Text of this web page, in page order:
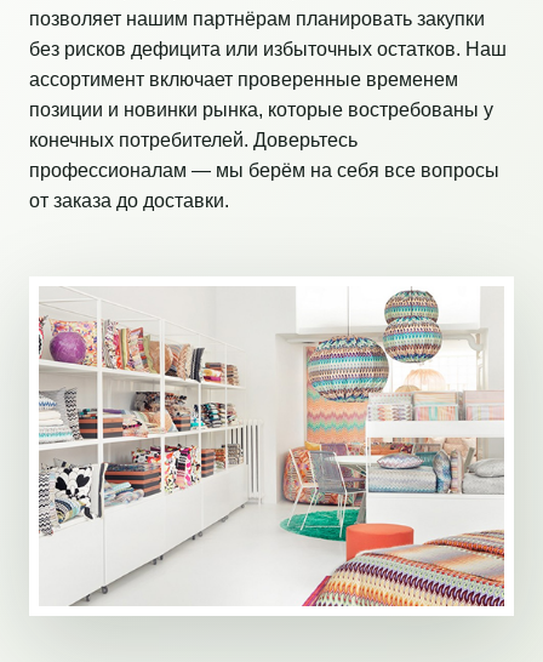
позволяет нашим партнёрам планировать закупки
без рисков дефицита или избыточных остатков. Наш
ассортимент включает проверенные временем
позиции и новинки рынка, которые востребованы у
конечных потребителей. Доверьтесь
профессионалам — мы берём на себя все вопросы
от заказа до доставки.